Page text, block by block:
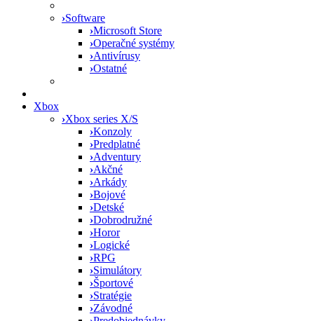
›Software
›Microsoft Store
›Operačné systémy
›Antivírusy
›Ostatné
Xbox
›Xbox series X/S
›Konzoly
›Predplatné
›Adventury
›Akčné
›Arkády
›Bojové
›Detské
›Dobrodružné
›Horor
›Logické
›RPG
›Simulátory
›Športové
›Stratégie
›Závodné